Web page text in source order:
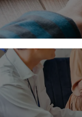
採用情報 特設サイ